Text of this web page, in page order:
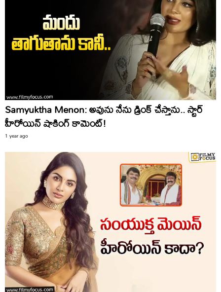
Samyuktha Menon: అవును నేను డ్రింక్ చేస్తాను.. స్టార్
హీరోయిన్ షాకింగ్ కామెంట్!
1 year ago